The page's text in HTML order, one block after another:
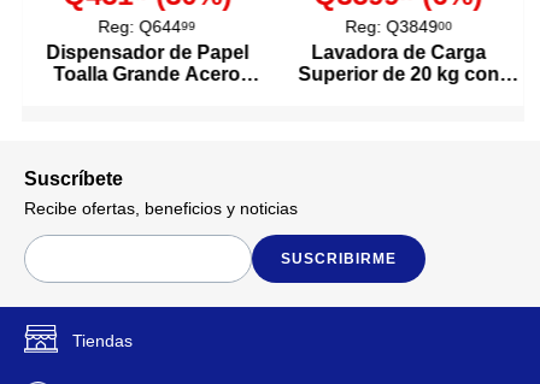
Fuente De Energía Eléctrica
Marca Amerelle
Modelo 3031895
Tecnología Incandescente
Tipo De Bombilla
Reg: Q64499
Dispensador de Papel
Toalla Grande Acero
Reg: Q384900
Lavadora de Carga
Superior de 20 kg con
Suscríbete
Recibe ofertas, beneficios y noticias
SUSCRIBIRME
Tiendas